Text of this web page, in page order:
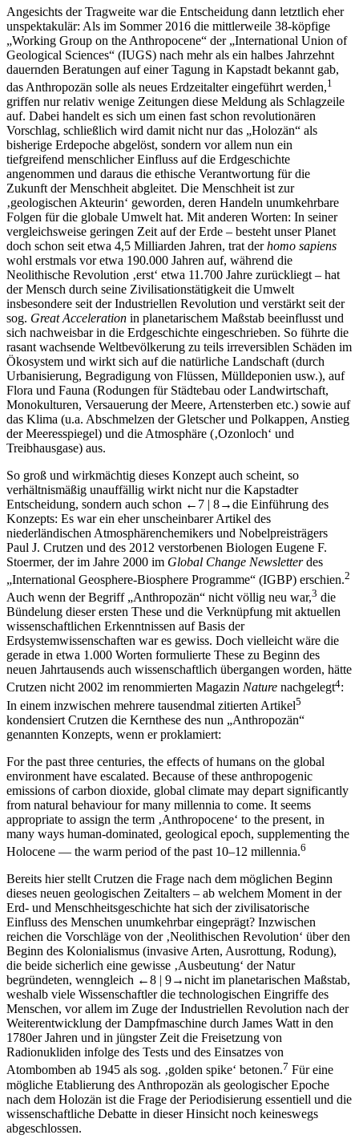
unspektakulär: Als im Sommer 2016 die mittlerweile 38-köpfige
„Working Group on the Anthropocene“ der „International Union of
Geological Sciences“ (IUGS) nach mehr als ein halbes Jahrzehnt
dauernden Beratungen auf einer Tagung in Kapstadt bekannt gab,
das Anthropozän solle als neues Erdzeitalter eingeführt werden,1
griffen nur relativ wenige Zeitungen diese Meldung als Schlagzeile
auf. Dabei handelt es sich um einen fast schon revolutionären
Vorschlag, schließlich wird damit nicht nur das „Holozän“ als
bisherige Erdepoche abgelöst, sondern vor allem nun ein
tiefgreifend menschlicher Einfluss auf die Erdgeschichte
angenommen und daraus die ethische Verantwortung für die
Zukunft der Menschheit abgleitet. Die Menschheit ist zur
‚geologischen Akteurin‘ geworden, deren Handeln unumkehrbare
Folgen für die globale Umwelt hat. Mit anderen Worten: In seiner
vergleichsweise geringen Zeit auf der Erde – besteht unser Planet
doch schon seit etwa 4,5 Milliarden Jahren, trat derhomo sapiens
wohl erstmals vor etwa 190.000 Jahren auf, während die
Neolithische Revolution ‚erst‘ etwa 11.700 Jahre zurückliegt – hat
der Mensch durch seine Zivilisationstätigkeit die Umwelt
insbesondere seit der Industriellen Revolution und verstärkt seit der
sog.Great Accelerationin planetarischem Maßstab beeinflusst und
sich nachweisbar in die Erdgeschichte eingeschrieben. So führte die
rasant wachsende Weltbevölkerung zu teils irreversiblen Schäden im
Ökosystem und wirkt sich auf die natürliche Landschaft (durch
Urbanisierung, Begradigung von Flüssen, Mülldeponien usw.), auf
Flora und Fauna (Rodungen für Städtebau oder Landwirtschaft,
Monokulturen, Versauerung der Meere, Artensterben etc.) sowie auf
das Klima (u.a. Abschmelzen der Gletscher und Polkappen, Anstieg
der Meeresspiegel) und die Atmosphäre (‚Ozonloch‘ und
Treibhausgase) aus.
verhältnismäßig unauffällig wirkt nicht nur die Kapstadter
Entscheidung, sondern auch schon←7 |8→die Einführung des
Konzepts: Es war ein eher unscheinbarer Artikel des
niederländischen Atmosphärenchemikers und Nobelpreisträgers
Paul J. Crutzen und des 2012 verstorbenen Biologen Eugene F.
Stoermer, der im Jahre 2000 imGlobal Change Newsletterdes
„International Geosphere-Biosphere Programme“ (IGBP) erschien.
Auch wenn der Begriff „Anthropozän“ nicht völlig neu war,3die
Bündelung dieser ersten These und die Verknüpfung mit aktuellen
wissenschaftlichen Erkenntnissen auf Basis der
Erdsystemwissenschaften war es gewiss. Doch vielleicht wäre die
gerade in etwa 1.000 Worten formulierte These zu Beginn des
neuen Jahrtausends auch wissenschaftlich übergangen worden, hätte
Crutzen nicht 2002 im renommierten MagazinNaturenachgelegt4:
In einem inzwischen mehrere tausendmal zitierten Artikel5
kondensiert Crutzen die Kernthese des nun „Anthropozän“
genannten Konzepts, wenn er proklamiert:
environment have escalated. Because of these anthropogenic
emissions of carbon dioxide, global climate may depart significantly
from natural behaviour for many millennia to come. It seems
appropriate to assign the term ‚Anthropocene‘ to the present, in
many ways human-dominated, geological epoch, supplementing the
Holocene — the warm period of the past 10–12 millennia.6
dieses neuen geologischen Zeitalters – ab welchem Moment in der
Erd- und Menschheitsgeschichte hat sich der zivilisatorische
Einfluss des Menschen unumkehrbar eingeprägt? Inzwischen
reichen die Vorschläge von der ‚Neolithischen Revolution‘ über den
Beginn des Kolonialismus (invasive Arten, Ausrottung, Rodung),
die beide sicherlich eine gewisse ‚Ausbeutung‘ der Natur
begründeten, wenngleich←8 |9→nicht im planetarischen Maßstab,
weshalb viele Wissenschaftler die technologischen Eingriffe des
Menschen, vor allem im Zuge der Industriellen Revolution nach der
Weiterentwicklung der Dampfmaschine durch James Watt in den
1780er Jahren und in jüngster Zeit die Freisetzung von
Radionukliden infolge des Tests und des Einsatzes von
Atombomben ab 1945 als sog. ‚golden spike‘ betonen.
mögliche Etablierung des Anthropozän als geologischer Epoche
nach dem Holozän ist die Frage der Periodisierung essentiell und die
wissenschaftliche Debatte in dieser Hinsicht noch keineswegs
abgeschlossen.